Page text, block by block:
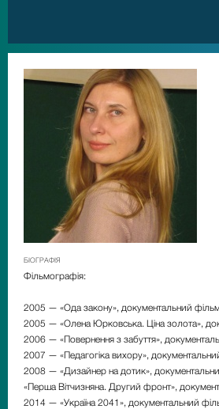
БІОГРАФІЯ
Фільмографія:
2005 — «Ода закону», документальний
2005 — «Олена Юрковська. Ціна золота»,
2006 — «Повернення з забуття»,
2007 — «Педагогіка вихору»,
2008 — «Дизайнер на дотик»,
«Перша Вітчизняна. Другий фронт»,
2014 — «Україна 2041», документальний